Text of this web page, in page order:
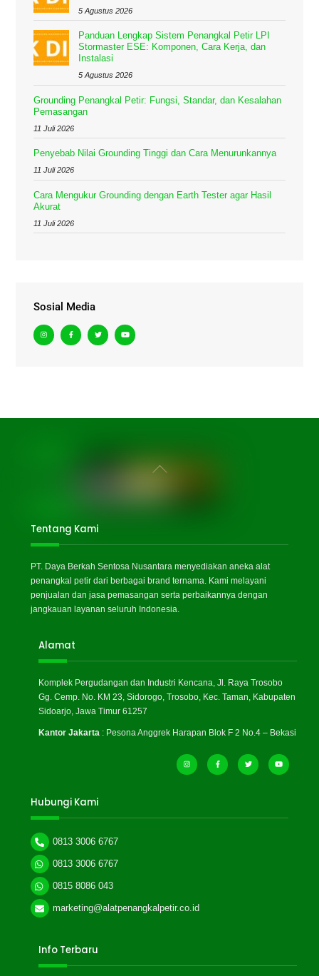
5 Agustus 2026
Panduan Lengkap Sistem Penangkal Petir LPI
Stormaster ESE: Komponen, Cara Kerja, dan
Instalasi
5 Agustus 2026
Grounding Penangkal Petir: Fungsi, Standar, dan Kesalahan
Pemasangan
11 Juli 2026
Penyebab Nilai Grounding Tinggi dan Cara Menurunkannya
11 Juli 2026
Cara Mengukur Grounding dengan Earth Tester agar Hasil
Akurat
11 Juli 2026
Sosial Media
Back
Tentang Kami
PT. Daya Berkah Sentosa Nusantara menyediakan aneka alat
penangkal petir dari berbagai brand ternama. Kami melayani
penjualan dan jasa pemasangan serta perbaikannya dengan
jangkauan layanan seluruh Indonesia.
Alamat
Komplek Pergudangan dan Industri Kencana, Jl. Raya Trosobo
Gg. Cemp. No. KM 23, Sidorogo, Trosobo, Kec. Taman, Kabupaten
Sidoarjo, Jawa Timur 61257
Kantor Jakarta : Pesona Anggrek Harapan Blok F 2 No.4 – Bekasi
Hubungi Kami
0813 3006 6767
0813 3006 6767
0815 8086 043
marketing@alatpenangkalpetir.co.id
Info Terbaru